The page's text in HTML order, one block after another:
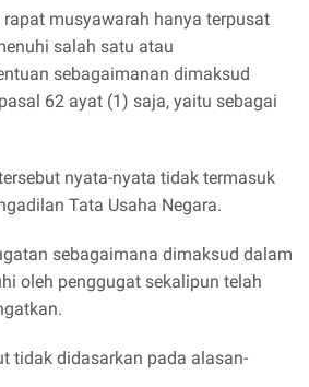
musyawarah hanya terpusat
salah satu atau
sebagaimanan dimaksud
62 ayat (1) saja, yaitu sebagai
nyata-nyata tidak termasuk
Tata Usaha Negara.
sebagaimana dimaksud dalam
oleh penggugat sekalipun telah
didasarkan pada alasan-